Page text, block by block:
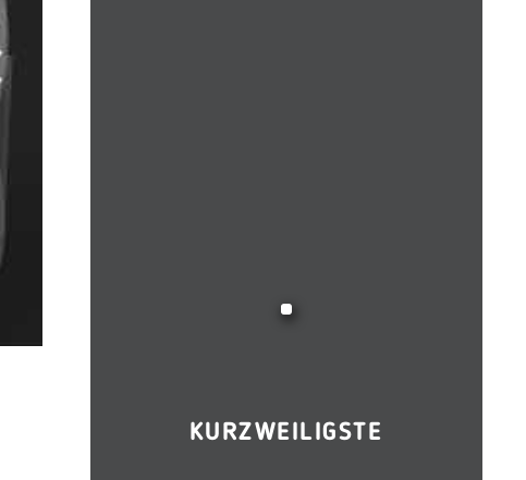
KURZWEILIGSTE